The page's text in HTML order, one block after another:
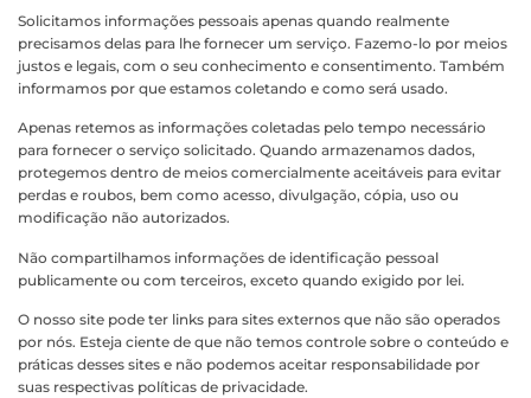
Solicitamos informações pessoais apenas quando realmente
precisamos delas para lhe fornecer um serviço. Fazemo-lo por meios
justos e legais, com o seu conhecimento e consentimento. Também
informamos por que estamos coletando e como será usado.
Apenas retemos as informações coletadas pelo tempo necessário
para fornecer o serviço solicitado. Quando armazenamos dados,
protegemos dentro de meios comercialmente aceitáveis para evitar
perdas e roubos, bem como acesso, divulgação, cópia, uso ou
modificação não autorizados.
Não compartilhamos informações de identificação pessoal
publicamente ou com terceiros, exceto quando exigido por lei.
O nosso site pode ter links para sites externos que não são operados
por nós. Esteja ciente de que não temos controle sobre o conteúdo e
práticas desses sites e não podemos aceitar responsabilidade por
suas respectivas políticas de privacidade.